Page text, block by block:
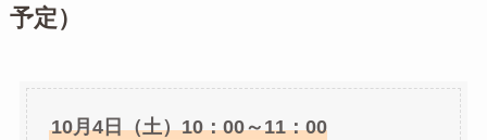
予定）
10月4日（土）10：00～11：00